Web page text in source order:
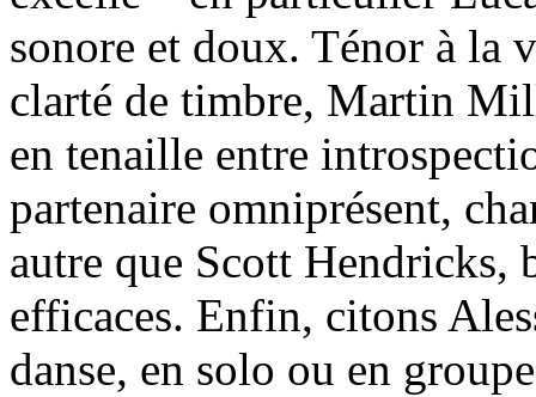
sonore et doux. Ténor à la
clarté de timbre, Martin
en tenaille entre
partenaire omniprésent,
autre que Scott Hendricks,
efficaces. Enfin, citons
danse, en solo ou en